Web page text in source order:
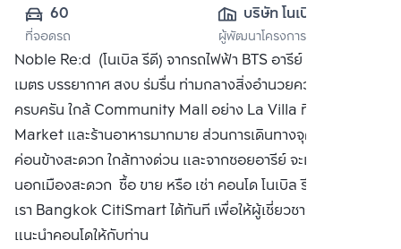
60
ที่จอดรถ
บริษัท โนเบิล ดี
เวลลอปเมนท์ จำกัด
(มหาชน)
ผู้พัฒนาโครงการ
Noble Re:d (โนเบิล รีดี) จากรถไฟฟ้า BTS อารีย์ เพียงแค่ 100
เมตร บรรยากาศ สงบ ร่มรื่น ท่ามกลางสิ่งอำนวยความสะดวก
ครบครัน ใกล้ Community Mall อย่าง La Villa ที่มี Villa
Market และร้านอาหารมากมาย ส่วนการเดินทางจุดใช้รถยนต์
ค่อนข้างสะดวก ใกล้ทางด่วน และจากซอยอารีย์ จะเข้าเมืองออก
นอกเมืองสะดวก ซื้อ ขาย หรือ เช่า คอนโด โนเบิล รีดี ติดต่อหา
เรา Bangkok CitiSmart ได้ทันที เพื่อให้ผู้เชี่ยวชาญของเราได้
แนะนำคอนโดให้กับท่าน